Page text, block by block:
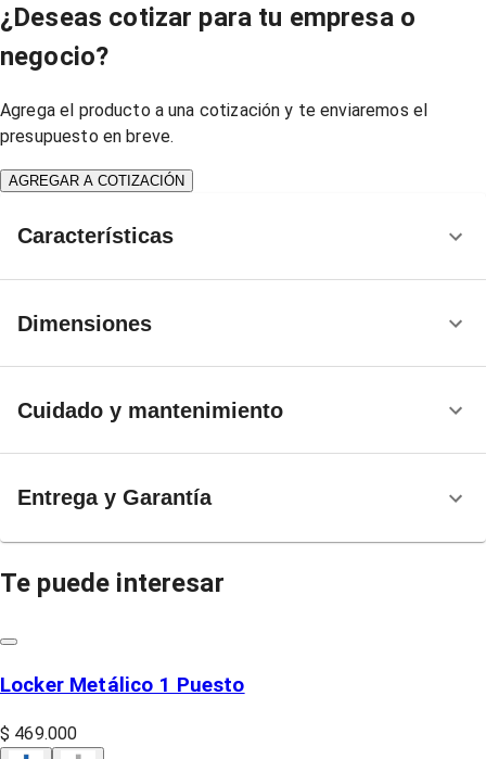
¿Deseas cotizar para tu empresa o
negocio?
Agrega el producto a una cotización y te enviaremos el
presupuesto en breve.
AGREGAR A COTIZACIÓN
Características
Dimensiones
Cuidado y mantenimiento
Entrega y Garantía
Te puede interesar
Locker Metálico 1 Puesto
$ 469.000